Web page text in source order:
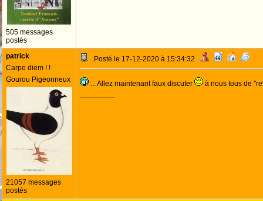
505 messages
postés
patrick
Carpe diem ! !
Gourou Pigeonneux
21057 messages
postés
Posté le 17-12-2020 à 15:34:32
... Allez maintenant faux discuter à nous tous de
--------------------